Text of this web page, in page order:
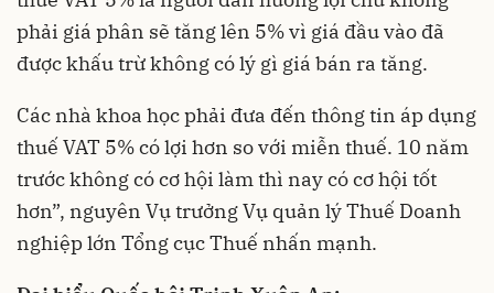
phải giá phân sẽ tăng lên 5% vì giá đầu vào đã
được khấu trừ không có lý gì giá bán ra tăng.
Các nhà khoa học phải đưa đến thông tin áp dụng
thuế VAT 5% có lợi hơn so với miễn thuế. 10 năm
trước không có cơ hội làm thì nay có cơ hội tốt
hơn”, nguyên Vụ trưởng Vụ quản lý Thuế Doanh
nghiệp lớn Tổng cục Thuế nhấn mạnh.